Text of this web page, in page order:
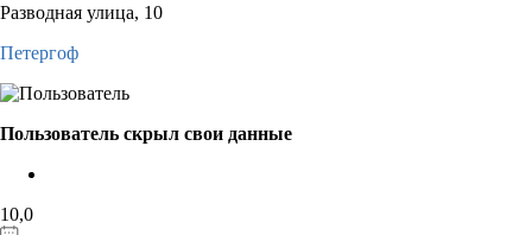
Разводная улица, 10
Петергоф
Пользователь скрыл свои данные
10,0